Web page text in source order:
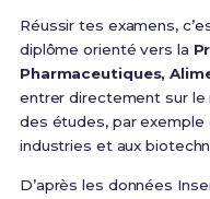
Réussir tes examens,
diplôme orienté vers la
Pharmaceutiques,
entrer directement sur le
des études, par exemple
industries et aux
D’après les données